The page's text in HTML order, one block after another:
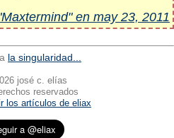
en may 23, 2011
la singularidad...
josé c. elías
reservados
los artículos de eliax